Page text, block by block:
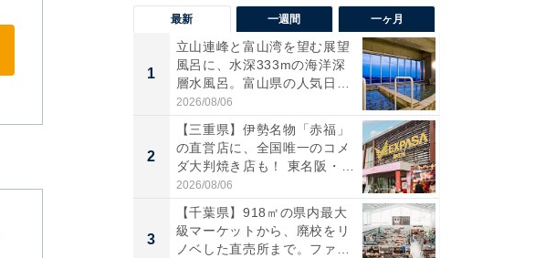
最新 一週間 一ヶ月
1
立山連峰と富山湾を望む展望
風呂に、水深333mの海洋深
層水風呂。富山県の人気日
帰...
2026/08/06
2
【三重県】伊勢名物「赤福」
の直営店に、全国唯一のコメ
ダ大判焼き店も！ 東名阪・
伊...
2026/08/06
3
【千葉県】918㎡の県内最大
級マーケットから、廃校をリ
ノベした直売所まで。ファ